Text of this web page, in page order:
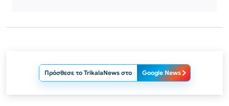
Πρόσθεσε το TrikalaNews στο Google News